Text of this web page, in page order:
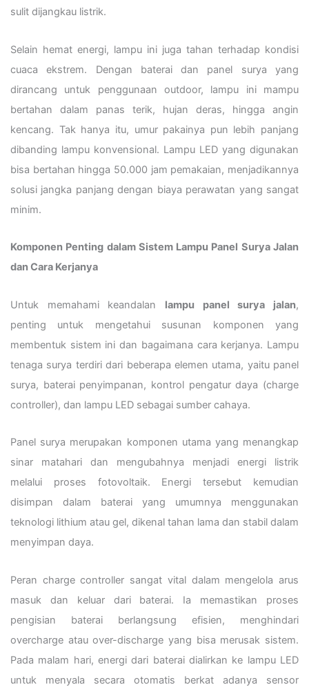
sulit dijangkau listrik.
Selain hemat energi, lampu ini juga tahan terhadap kondisi
cuaca ekstrem. Dengan baterai dan panel surya yang
dirancang untuk penggunaan outdoor, lampu ini mampu
bertahan dalam panas terik, hujan deras, hingga angin
kencang. Tak hanya itu, umur pakainya pun lebih panjang
dibanding lampu konvensional. Lampu LED yang digunakan
bisa bertahan hingga 50.000 jam pemakaian, menjadikannya
solusi jangka panjang dengan biaya perawatan yang sangat
minim.
Komponen Penting dalam Sistem Lampu Panel Surya Jalan
dan Cara Kerjanya
Untuk memahami keandalan lampu panel surya jalan,
penting untuk mengetahui susunan komponen yang
membentuk sistem ini dan bagaimana cara kerjanya. Lampu
tenaga surya terdiri dari beberapa elemen utama, yaitu panel
surya, baterai penyimpanan, kontrol pengatur daya (charge
controller), dan lampu LED sebagai sumber cahaya.
Panel surya merupakan komponen utama yang menangkap
sinar matahari dan mengubahnya menjadi energi listrik
melalui proses fotovoltaik. Energi tersebut kemudian
disimpan dalam baterai yang umumnya menggunakan
teknologi lithium atau gel, dikenal tahan lama dan stabil dalam
menyimpan daya.
Peran charge controller sangat vital dalam mengelola arus
masuk dan keluar dari baterai. Ia memastikan proses
pengisian baterai berlangsung efisien, menghindari
overcharge atau over-discharge yang bisa merusak sistem.
Pada malam hari, energi dari baterai dialirkan ke lampu LED
untuk menyala secara otomatis berkat adanya sensor